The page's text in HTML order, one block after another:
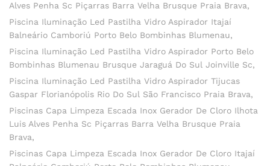
Alves Penha Sc Piçarras Barra Velha Brusque Praia Brava
Piscina Iluminação Led Pastilha Vidro Aspirador Itajaí
Balneário Camboriú Porto Belo Bombinhas Blumenau
Piscina Iluminação Led Pastilha Vidro Aspirador Porto Belo
Bombinhas Blumenau Brusque Jaraguá Do Sul Joinville Sc
Piscina Iluminação Led Pastilha Vidro Aspirador Tijucas
Gaspar Florianópolis Rio Do Sul São Francisco Praia Brava
Piscinas Capa Limpeza Escada Inox Gerador De Cloro Ilhota
Luis Alves Penha Sc Piçarras Barra Velha Brusque Praia
Brava
Piscinas Capa Limpeza Escada Inox Gerador De Cloro Itajaí